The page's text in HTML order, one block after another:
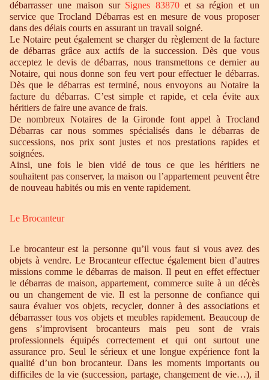
débarrasser une maison sur Signes 83870et sa région et un
service que Trocland Débarras est en mesure de vous proposer
dans des délais courts en assurant un travail soigné.
Le Notaire peut également se charger du règlement de la facture
de débarras grâce aux actifs de la succession. Dès que vous
acceptez le devis de débarras, nous transmettons ce dernier au
Notaire, qui nous donne son feu vert pour effectuer le débarras.
Dès que le débarras est terminé, nous envoyons au Notaire la
facture du débarras. C’est simple et rapide, et cela évite aux
héritiers de faire une avance de frais.
De nombreux Notaires de la Gironde font appel à Trocland
Débarras car nous sommes spécialisés dans le débarras de
successions, nos prix sont justes et nos prestations rapides et
soignées.
Ainsi, une fois le bien vidé de tous ce que les héritiers ne
souhaitent pas conserver, la maison ou l’appartement peuvent être
de nouveau habités ou mis en vente rapidement.
Le Brocanteur
Le brocanteur est la personne qu’il vous faut si vous avez des
objets à vendre. Le Brocanteur effectue également bien d’autres
missions comme le débarras de maison. Il peut en effet effectuer
le débarras de maison, appartement, commerce suite à un décès
ou un changement de vie. Il est la personne de confiance qui
saura évaluer vos objets, recycler, donner à des associations et
débarrasser tous vos objets et meubles rapidement. Beaucoup de
gens s’improvisent brocanteurs mais peu sont de vrais
professionnels équipés correctement et qui ont surtout une
assurance pro. Seul le sérieux et une longue expérience font la
qualité d’un bon brocanteur. Dans les moments importants ou
difficiles de la vie (succession, partage, changement de vie…), il